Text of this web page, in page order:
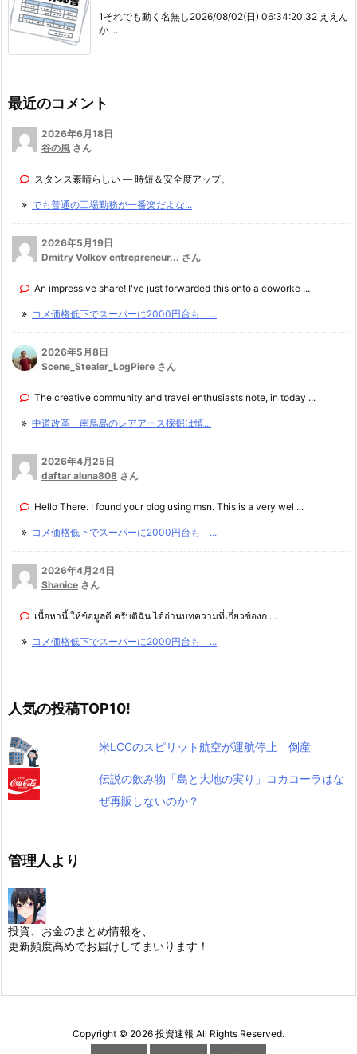
1それでも動く名無し2026/08/02(日) 06:34:20.32 ええん
か ...
最近のコメント
2026年6月18日
谷の風 さん
スタンス素晴らしい — 時短＆安全度アップ。
でも普通の工場勤務が一番楽だよな...
2026年5月19日
Dmitry Volkov entrepreneur... さん
An impressive share! I've just forwarded this onto a coworke ...
コメ価格低下でスーパーに2000円台も ...
2026年5月8日
Scene_Stealer_LogPiere さん
The creative community and travel enthusiasts note, in today ...
中道改革「南鳥島のレアアース採掘は慎...
2026年4月25日
daftar aluna808 さん
Hello There. I found your blog using msn. This is a very wel ...
コメ価格低下でスーパーに2000円台も ...
2026年4月24日
Shanice さん
เนื้อหานี้ ให้ข้อมูลดี ครับดิฉัน ได้อ่านบทความที่เกี่ยวข้องก ...
コメ価格低下でスーパーに2000円台も ...
人気の投稿TOP10!
米LCCのスピリット航空が運航停止 倒産
伝説の飲み物「島と大地の実り」コカコーラはな
ぜ再販しないのか？
管理人より
投資、お金のまとめ情報を、
更新頻度高めでお届けしてまいります！
Copyright © 2026 投資速報 All Rights Reserved.